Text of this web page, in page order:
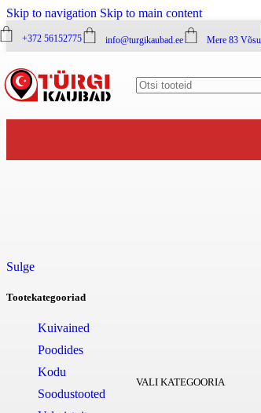
Skip to navigation Skip to main content
+372 56152775 info@turgikaubad.ee Mere 83 Võsu
VALI KATEGOORIA
Sulge
Tootekategooriad
Kuivained
Poodides
Kodu
Soodustooted